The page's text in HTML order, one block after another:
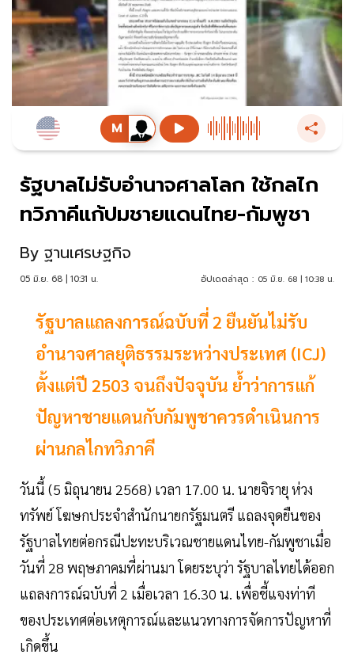
รัฐบาลไม่รับอำนาจศาลโลก ใช้กลไก
ทวิภาคีแก้ปมชายแดนไทย-กัมพูชา
By ฐานเศรษฐกิจ
05 มิ.ย. 68 | 10:31 น. อัปเดตล่าสุด : 05 มิ.ย. 68 | 10:38 น.
รัฐบาลแถลงการณ์ฉบับที่ 2 ยืนยันไม่รับ
อำนาจศาลยุติธรรมระหว่างประเทศ (ICJ)
ตั้งแต่ปี 2503 จนถึงปัจจุบัน ย้ำว่าการแก้
ปัญหาชายแดนกับกัมพูชาควรดำเนินการ
ผ่านกลไกทวิภาคี
วันนี้ (5 มิถุนายน 2568) เวลา 17.00 น. นายจิรายุ ห่วง
ทรัพย์ โฆษกประจำสำนักนายกรัฐมนตรี แถลงจุดยืนของ
รัฐบาลไทยต่อกรณีปะทะบริเวณชายแดนไทย-กัมพูชาเมื่อ
วันที่ 28 พฤษภาคมที่ผ่านมา โดยระบุว่า รัฐบาลไทยได้ออก
แถลงการณ์ฉบับที่ 2 เมื่อเวลา 16.30 น. เพื่อชี้แจงท่าที
ของประเทศต่อเหตุการณ์และแนวทางการจัดการปัญหาที่
เกิดขึ้น